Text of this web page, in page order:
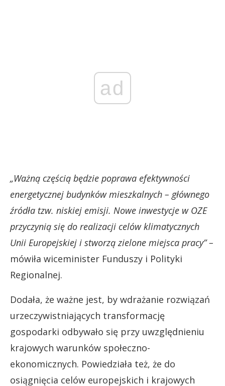
ad
„Ważną częścią będzie poprawa efektywności
energetycznej budynków mieszkalnych – głównego
źródła tzw. niskiej emisji. Nowe inwestycje w OZE
przyczynią się do realizacji celów klimatycznych
Unii Europejskiej i stworzą zielone miejsca pracy” –
mówiła wiceminister Funduszy i Polityki
Regionalnej.
Dodała, że ważne jest, by wdrażanie rozwiązań
urzeczywistniających transformację
gospodarki odbywało się przy uwzględnieniu
krajowych warunków społeczno-
ekonomicznych. Powiedziała też, że do
osiągnięcia celów europejskich i krajowych